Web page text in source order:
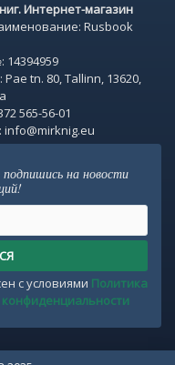
Интернет-магазин
Rusbook
14394959
Pae tn. 80, Tallinn, 13620,
565-56-01
info@mirknig.eu
на новости
с условиями Политика
конфиденциальности